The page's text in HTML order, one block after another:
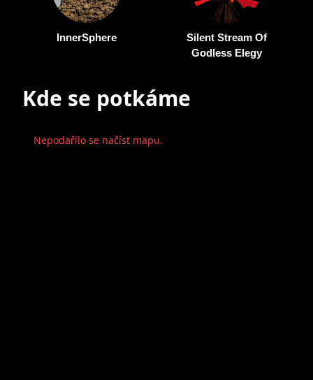
InnerSphere
Silent Stream Of
Godless Elegy
Kde se potkáme
Nepodařilo se načíst mapu.